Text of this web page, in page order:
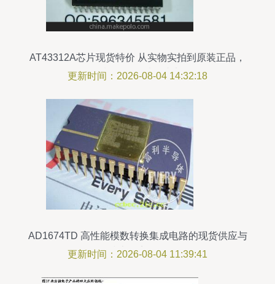
AT43312A芯片现货特价 从实物实拍到原装正品，
如何轻松购得优质集成电路？
更新时间：2026-08-04 14:32:18
AD1674TD 高性能模数转换集成电路的现货供应与
技术要点解析
更新时间：2026-08-04 11:39:41